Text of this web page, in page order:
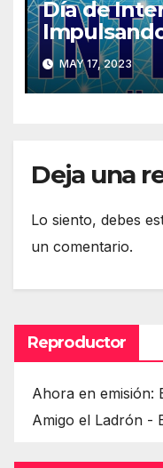
Día de
Digital
MAY 17, 2023
Deja una
Lo siento, debes
un comentario.
Reproductor
Ahora en emisión:
Amigo el Ladrón -